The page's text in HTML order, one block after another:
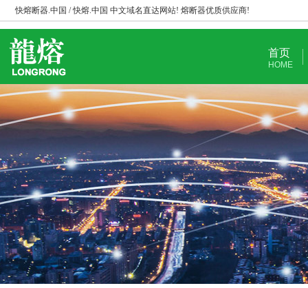
快熔断器.中国 / 快熔.中国 中文域名直达网站! 熔断器优质供应商!
首页
HOME